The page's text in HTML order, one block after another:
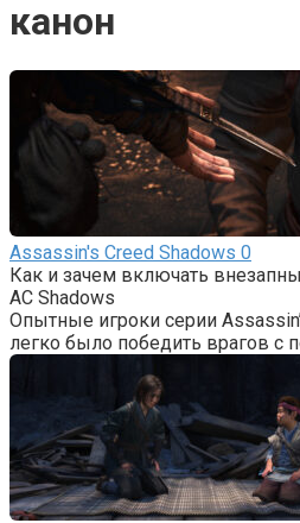
канон
Assassin's Creed Shadows 0
Как и зачем включать
AC Shadows
Опытные игроки серии
легко было победить врагов с